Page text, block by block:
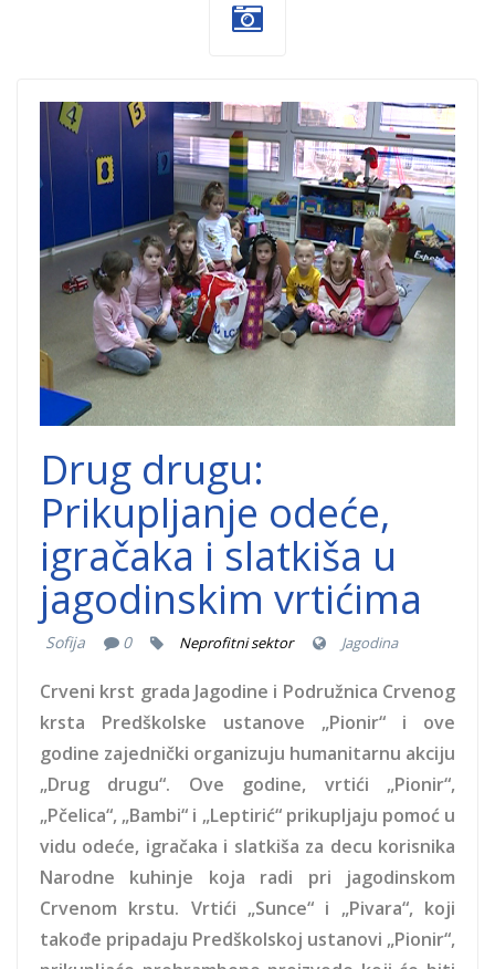
Jagodina-deca-
1.jpg
Drug drugu:
Prikupljanje odeće,
igračaka i slatkiša u
jagodinskim vrtićima
Sofija 0 Neprofitni sektor Jagodina
Crveni krst grada Jagodine i Podružnica Crvenog
krsta Predškolske ustanove „Pionir“ i ove
godine zajednički organizuju humanitarnu akciju
„Drug drugu“. Ove godine, vrtići „Pionir“,
„Pčelica“, „Bambi“ i „Leptirić“ prikupljaju pomoć u
vidu odeće, igračaka i slatkiša za decu korisnika
Narodne kuhinje koja radi pri jagodinskom
Crvenom krstu. Vrtići „Sunce“ i „Pivara“, koji
takođe pripadaju Predškolskoj ustanovi „Pionir“,